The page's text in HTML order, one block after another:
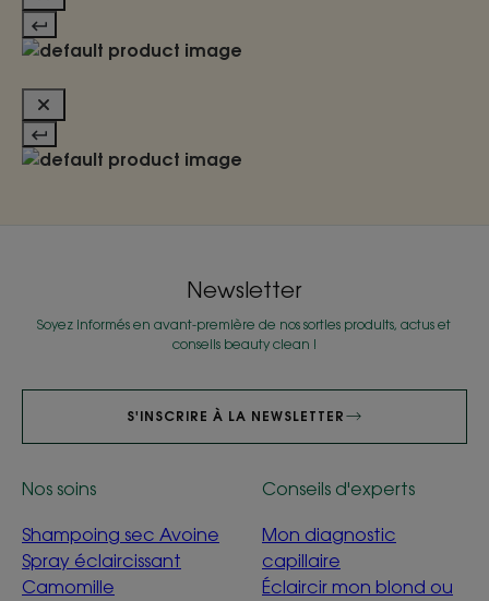
Newsletter
Soyez informés en avant-première de nos sorties produits, actus et
conseils beauty clean !
S'INSCRIRE À LA NEWSLETTER
Nos soins
Shampoing sec Avoine
Spray éclaircissant
Camomille
Conseils d'experts
Mon diagnostic
capillaire
Éclaircir mon blond ou